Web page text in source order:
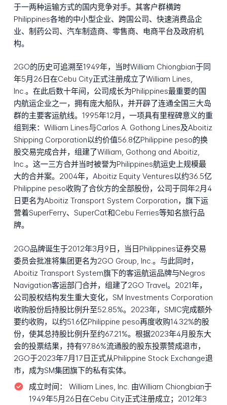
于一两种运输方式的国内竞争对手。其客户群横跨
Philippines各地的中小型企业、跨国公司、快速消费品企
业、制药公司、汽车制造商、零售商、电商平台及政府机
构。
2GO的历史可追溯至1949年，当时William Chiongbian于同
年5月26日在Cebu City正式注册成立了William Lines,
Inc.。在此后数十年间，公司成长为Philippines最重要的国
内航运企业之一，拥有庞大船队，并开辟了连通全国三大岛
群的主要客运航线。1995年12月，一项具有里程碑意义的重
组到来：William Lines与Carlos A. Gothong Lines及Aboitiz
Shipping Corporation以约价值56.8亿Philippine peso的换
股交易完成合并，组建了William, Gothong and Aboitiz,
Inc.。这一三方合并当时被誉为Philippines航运史上规模最
大的合并案。2004年，Aboitiz Equity Ventures以约36.5亿
Philippine peso收购了合伙方的全部股份，公司于同年2月4
日更名为Aboitiz Transport System Corporation，旗下运
营着SuperFerry、SuperCat和Cebu Ferries等知名旅行品
牌。
2GO品牌诞生于2012年3月9日，当日Philippines证券交易
委员会批准将集团更名为2GO Group, Inc.。与此同时，
Aboitiz Transport System旗下的客运航运品牌与Negros
Navigation客运部门合并，组建了2GO Travel。2021年，
公司股权结构发生重大变化，SM Investments Corporation
收购股份后持股比例升至52.85%。2023年，SMIC完成额外
要约收购，以约51.6亿Philippine peso再度收购14.32%的股
份，使其总持股比例升至约67.21%。根据2023年4月股东大
会的投票结果，持有97.86%流通股的股东投票赞成退市，
2GO于2023年7月17日正式从Philippine Stock Exchange退
市，成为SM集团旗下的私有实体。
成立时间：
William Lines, Inc. 由William Chiongbian于
1949年5月26日在Cebu City正式注册成立；2012年3